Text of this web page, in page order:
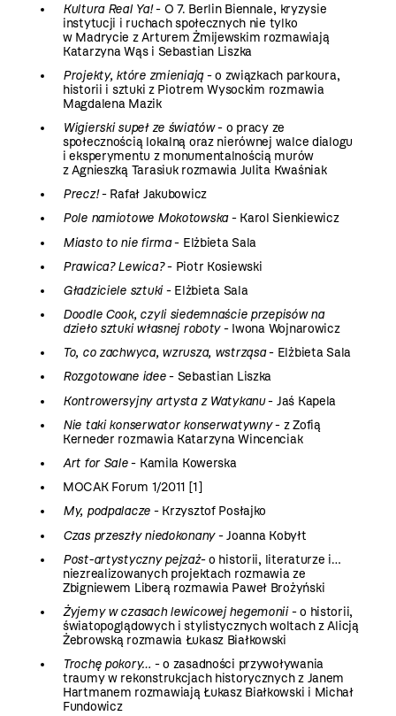
Kultura Real Ya!- O 7. Berlin Biennale, kryzysie
instytucji i ruchach społecznych nie tylko
w Madrycie z Arturem Żmijewskim rozmawiają
Katarzyna Wąs i Sebastian Liszka
Projekty, które zmieniają- o związkach parkoura,
historii i sztuki z Piotrem Wysockim rozmawia
Magdalena Mazik
Wigierski supeł ze światów- o pracy ze
społecznością lokalną oraz nierównej walce dialogu
i eksperymentu z monumentalnością murów
z Agnieszką Tarasiuk rozmawia Julita Kwaśniak
Precz!- Rafał Jakubowicz
Pole namiotowe Mokotowska- Karol Sienkiewicz
Miasto to nie firma- Elżbieta Sala
Prawica? Lewica?- Piotr Kosiewski
Gładziciele sztuki- Elżbieta Sala
Doodle Cook, czyli siedemnaście przepisów na
dzieło sztuki własnej roboty- Iwona Wojnarowicz
To, co zachwyca, wzrusza, wstrząsa- Elżbieta Sala
Rozgotowane idee- Sebastian Liszka
Kontrowersyjny artysta z Watykanu- Jaś Kapela
Nie taki konserwator konserwatywny- z Zofią
Kerneder rozmawia Katarzyna Wincenciak
Art for Sale- Kamila Kowerska
MOCAK Forum 1/2011 [1]
My, podpalacze - Krzysztof Posłajko
Czas przeszły niedokonany- Joanna Kobyłt
Post-artystyczny pejzaż- o historii, literaturze i…
niezrealizowanych projektach rozmawia ze
Zbigniewem Liberą rozmawia Paweł Brożyński
Żyjemy w czasach lewicowej hegemonii- o historii,
światopoglądowych i stylistycznych woltach z Alicją
Żebrowską rozmawia Łukasz Białkowski
Trochę pokory… - o zasadności przywoływania
traumy w rekonstrukcjach historycznych z Janem
Hartmanem rozmawiają Łukasz Białkowski i Michał
Fundowicz